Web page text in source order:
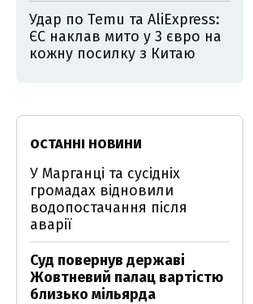
Удар по Temu та AliExpress:
ЄС наклав мито у 3 євро на
кожну посилку з Китаю
ОСТАННІ НОВИНИ
У Марганці та сусідніх
громадах відновили
водопостачання після
аварії
Суд повернув державі
Жовтневий палац вартістю
близько мільярда